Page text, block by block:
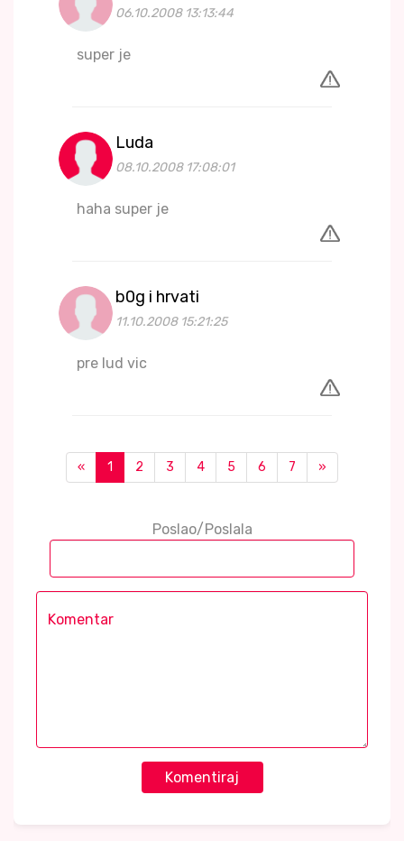
06.10.2008 13:13:44
super je
Luda
08.10.2008 17:08:01
haha super je
b0g i hrvati
11.10.2008 15:21:25
pre lud vic
« 1 2 3 4 5 6 7 »
Poslao/Poslala
Komentiraj